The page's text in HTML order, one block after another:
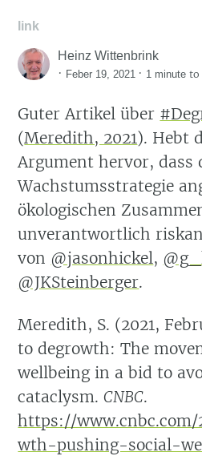
link
Heinz Wittenbrink
· Feber 19, 2021 · 1 minute to
Guter Artikel über
(Meredith, 2021). Hebt
Argument hervor, dass
Wachstumsstrategie
ökologischen
unverantwortlich
von @jasonhickel,
@JKSteinberger.
Meredith, S. (2021,
to degrowth: The
wellbeing in a bid to
cataclysm.CNBC.
https://www.cnbc.com/
wth-pushing-social-